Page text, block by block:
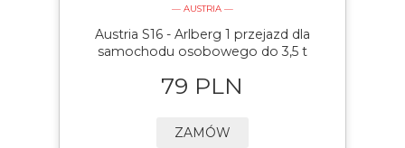
— AUSTRIA —
Austria S16 - Arlberg 1 przejazd dla
samochodu osobowego do 3,5 t
79 PLN
ZAMÓW